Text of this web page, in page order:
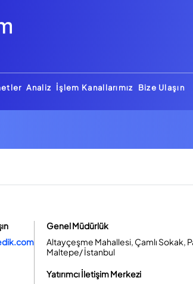
Analiz İşlem Kanallarımız Bize Ulaşın
Genel Müdürlük
Altayçeşme Mahallesi, Çamlı Sokak,
Maltepe/ İstanbul
Yatırımcı İletişim Merkezi